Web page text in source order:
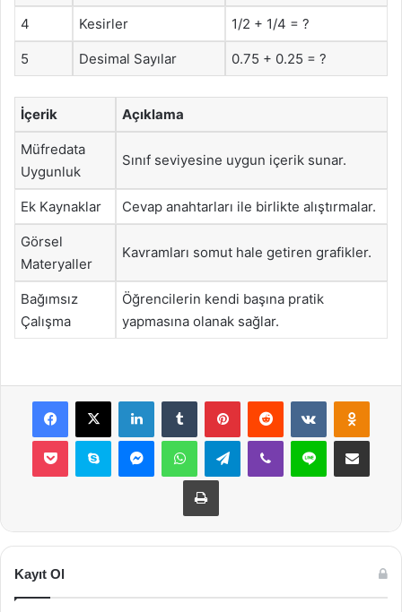
4 Kesirler 1/2 + 1/4 = ?
5 Desimal Sayılar 0.75 + 0.25 = ?
İçerik Açıklama
Müfredata
Uygunluk
Sınıf seviyesine uygun içerik sunar.
Ek Kaynaklar Cevap anahtarları ile birlikte alıştırmalar.
Görsel
Materyaller
Kavramları somut hale getiren grafikler.
Bağımsız
Çalışma
Öğrencilerin kendi başına pratik
yapmasına olanak sağlar.
Facebook
X LinkedInTumblr PinterestReddit VKontakte
Pocket Skype MessengerWhatsAppTelegramViber Line E-Posta ile
Yazdır
Kayıt Ol